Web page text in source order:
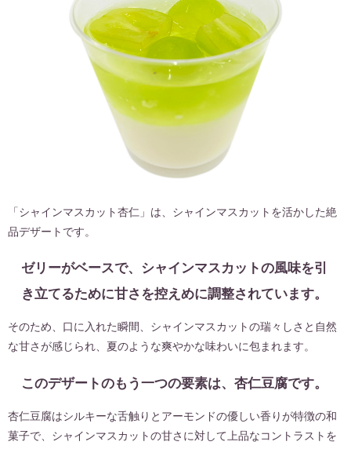
「シャインマスカット杏仁」は、シャインマスカットを活かした絶
品デザートです。
ゼリーがベースで、シャインマスカットの風味を引
き立てるために甘さを控えめに調整されています。
そのため、口に入れた瞬間、シャインマスカットの瑞々しさと自然
な甘さが感じられ、夏のような爽やかな味わいに包まれます。
このデザートのもう一つの要素は、杏仁豆腐です。
杏仁豆腐はシルキーな舌触りとアーモンドの優しい香りが特徴の和
菓子で、シャインマスカットの甘さに対して上品なコントラストを